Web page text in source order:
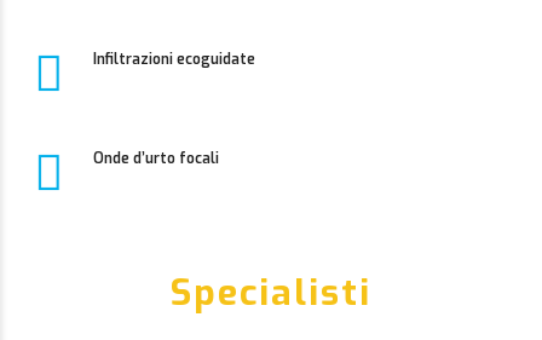
Infiltrazioni ecoguidate
Onde d’urto focali
Specialisti